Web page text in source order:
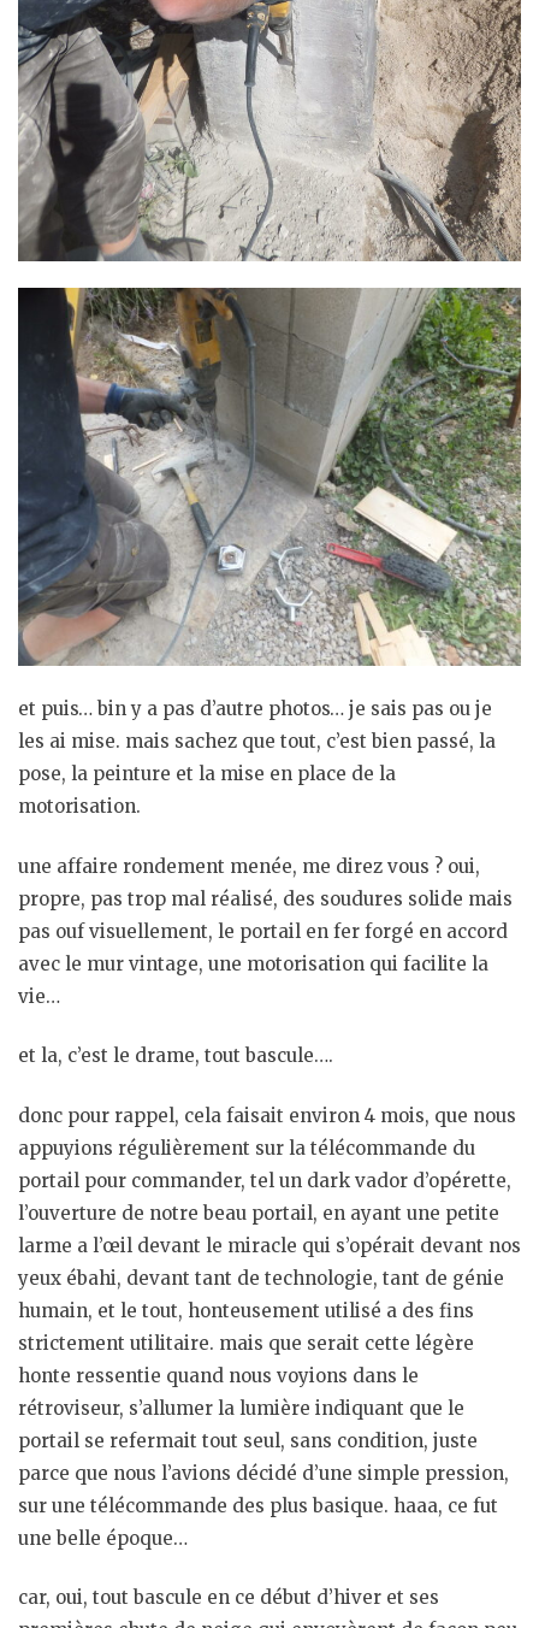
et puis… bin y a pas d’autre photos… je sais pas ou je
les ai mise. mais sachez que tout, c’est bien passé, la
pose, la peinture et la mise en place de la
motorisation.
une affaire rondement menée, me direz vous ? oui,
propre, pas trop mal réalisé, des soudures solide mais
pas ouf visuellement, le portail en fer forgé en accord
avec le mur vintage, une motorisation qui facilite la
vie…
et la, c’est le drame, tout bascule….
donc pour rappel, cela faisait environ 4 mois, que nous
appuyions régulièrement sur la télécommande du
portail pour commander, tel un dark vador d’opérette,
l’ouverture de notre beau portail, en ayant une petite
larme a l’œil devant le miracle qui s’opérait devant nos
yeux ébahi, devant tant de technologie, tant de génie
humain, et le tout, honteusement utilisé a des fins
strictement utilitaire. mais que serait cette légère
honte ressentie quand nous voyions dans le
rétroviseur, s’allumer la lumière indiquant que le
portail se refermait tout seul, sans condition, juste
parce que nous l’avions décidé d’une simple pression,
sur une télécommande des plus basique. haaa, ce fut
une belle époque…
car, oui, tout bascule en ce début d’hiver et ses